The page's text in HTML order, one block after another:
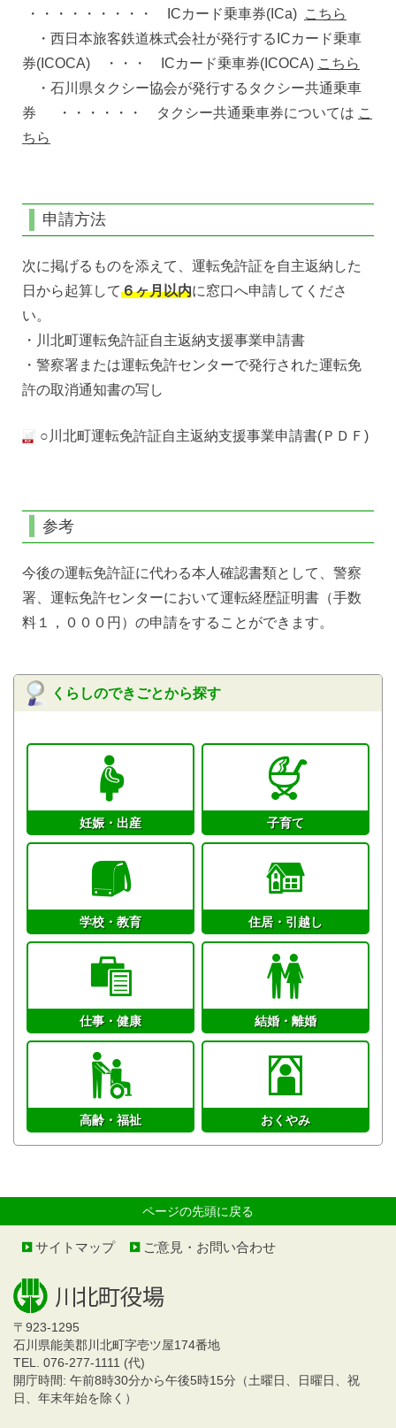
・・・・・・・・・ ICカード乗車券(ICa) こちら
・西日本旅客鉄道株式会社が発行するICカード乗車
券(ICOCA) ・・・ ICカード乗車券(ICOCA) こちら
・石川県タクシー協会が発行するタクシー共通乗車
券 ・・・・・・ タクシー共通乗車券については こ
ちら
申請方法
次に掲げるものを添えて、運転免許証を自主返納した
日から起算して６ヶ月以内に窓口へ申請してくださ
い。
・川北町運転免許証自主返納支援事業申請書
・警察署または運転免許センターで発行された運転免
許の取消通知書の写し
○川北町運転免許証自主返納支援事業申請書(ＰＤＦ)
参考
今後の運転免許証に代わる本人確認書類として、警察
署、運転免許センターにおいて運転経歴証明書（手数
料１，０００円）の申請をすることができます。
くらしのできごとから探す
妊娠・出産 子育て
学校・教育 住居・引越し
仕事・健康 結婚・離婚
高齢・福祉 おくやみ
ページの先頭に戻る
サイトマップ ご意見・お問い合わせ
〒923-1295
石川県能美郡川北町字壱ツ屋174番地
TEL. 076-277-1111 (代)
開庁時間: 午前8時30分から午後5時15分（土曜日、日曜日、祝
日、年末年始を除く）